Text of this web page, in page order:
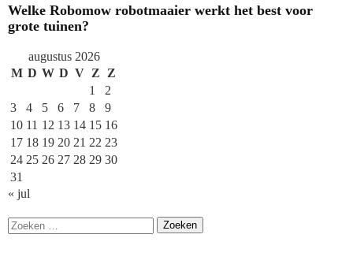
Welke Robomow robotmaaier werkt het best voor
grote tuinen?
augustus 2026
M D W D V Z
Z
1
2
3
4 5 6 7 8
9
10 11 12 13 14 15 16
17 18 19 20 21 22 23
24 25 26 27 28 29 30
31
« jul